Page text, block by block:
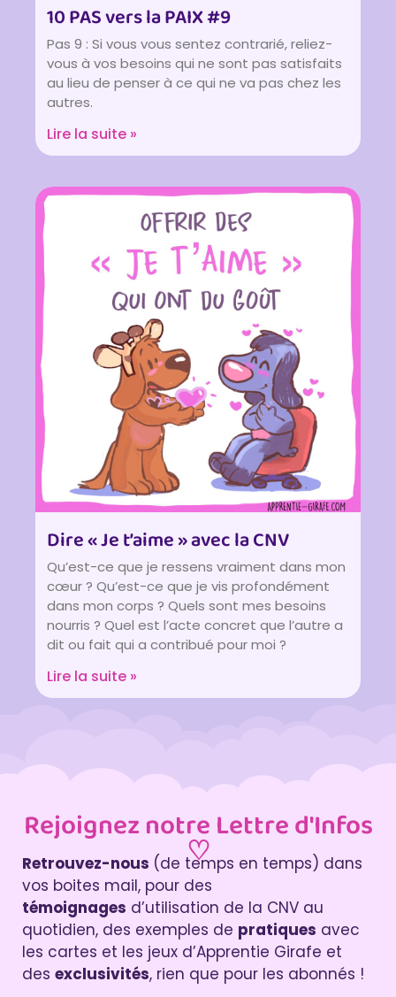
10 PAS vers la PAIX #9
Pas 9 : Si vous vous sentez contrarié, reliez-
vous à vos besoins qui ne sont pas satisfaits
au lieu de penser à ce qui ne va pas chez les
autres.
Lire la suite »
Dire « Je t’aime » avec la CNV
Qu’est-ce que je ressens vraiment dans mon
cœur ? Qu’est-ce que je vis profondément
dans mon corps ? Quels sont mes besoins
nourris ? Quel est l’acte concret que l’autre a
dit ou fait qui a contribué pour moi ?
Lire la suite »
Rejoignez notre Lettre d'Infos
♡
Retrouvez-nous (de temps en temps) dans
vos boites mail, pour des
témoignages d’utilisation de la CNV au
quotidien, des exemples de pratiques avec
les cartes et les jeux d’Apprentie Girafe et
des exclusivités, rien que pour les abonnés !